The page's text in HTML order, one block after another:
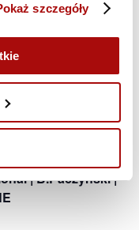
szczegóły
ONLINE
@ 13:00
| 11-20.03 |
@ 12:30
| B.Paczyński |
@ 12:30